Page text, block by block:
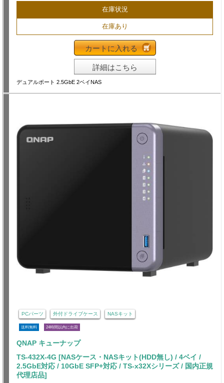
在庫状況
在庫あり
カートに入れる
詳細はこちら
デュアルポート 2.5GbE 2ベイNAS
PCパーツ 外付ドライブケース NASキット
送料無料 24時間以内に出荷
QNAP キューナップ
TS-432X-4G [NASケース・NASキット(HDD無し) / 4ベイ /
2.5GbE対応 / 10GbE SFP+対応 / TS-x32Xシリーズ / 国内正規
代理店品]